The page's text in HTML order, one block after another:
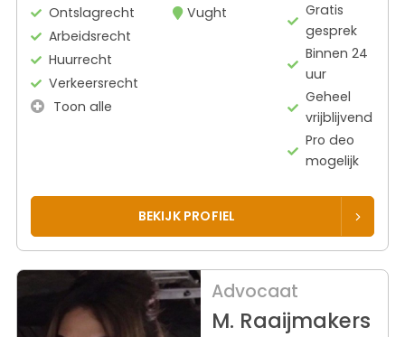
Ontslagrecht
Arbeidsrecht
Huurrecht
Verkeersrecht
Toon alle
Vught
Gratis
gesprek
Binnen 24
uur
Geheel
vrijblijvend
Pro deo
mogelijk
BEKIJK PROFIEL
Advocaat
M. Raaijmakers